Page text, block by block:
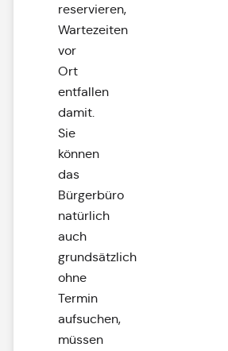
reservieren,
Wartezeiten
vor
Ort
entfallen
damit.
Sie
können
das
Bürgerbüro
natürlich
auch
grundsätzlich
ohne
Termin
aufsuchen,
müssen